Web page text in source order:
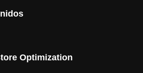
Optimization